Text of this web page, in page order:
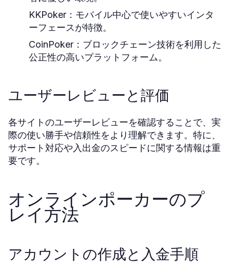
KKPoker： モバイル中心で使いやすいインタ
ーフェースが特徴。
CoinPoker： ブロックチェーン技術を利用した
公正性の高いプラットフォーム。
ユーザーレビューと評価
各サイトのユーザーレビューを確認することで、実
際の使い勝手や信頼性をより理解できます。特に、
サポート対応や入出金のスピードに関する情報は重
要です。
オンラインポーカーのプ
レイ方法
アカウントの作成と入金手順